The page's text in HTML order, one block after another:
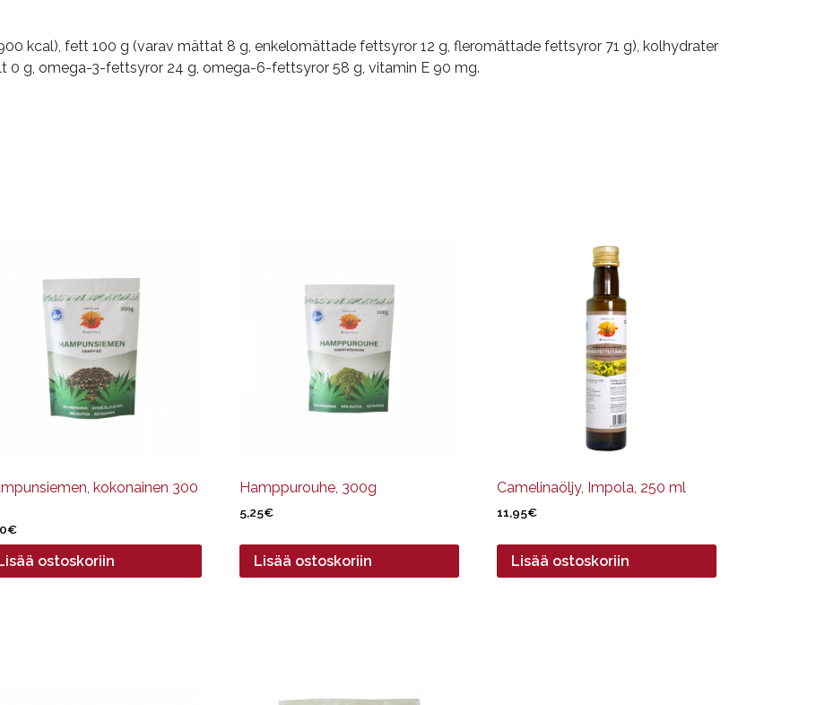
kcal), fett 100 g (varav mättat 8 g, enkelomättade fettsyror 12 g, fleromättade fettsyror 71 g), kolhydrater
0 g, omega-3-fettsyror 24 g, omega-6-fettsyror 58 g, vitamin E 90 mg.
kokonainen 300
€
ostoskoriin
Hamppurouhe, 300g
5,25€
Lisää ostoskoriin
Camelinaöljy, Impola, 250 ml
11,95€
Lisää ostoskoriin